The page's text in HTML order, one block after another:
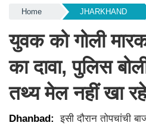
Home JHARKHAND
युवक को गोली
का दावा, पुलिस
तथ्य मेल नहीं खा रहे
Dhanbad: इसी दौरान तोपचांची